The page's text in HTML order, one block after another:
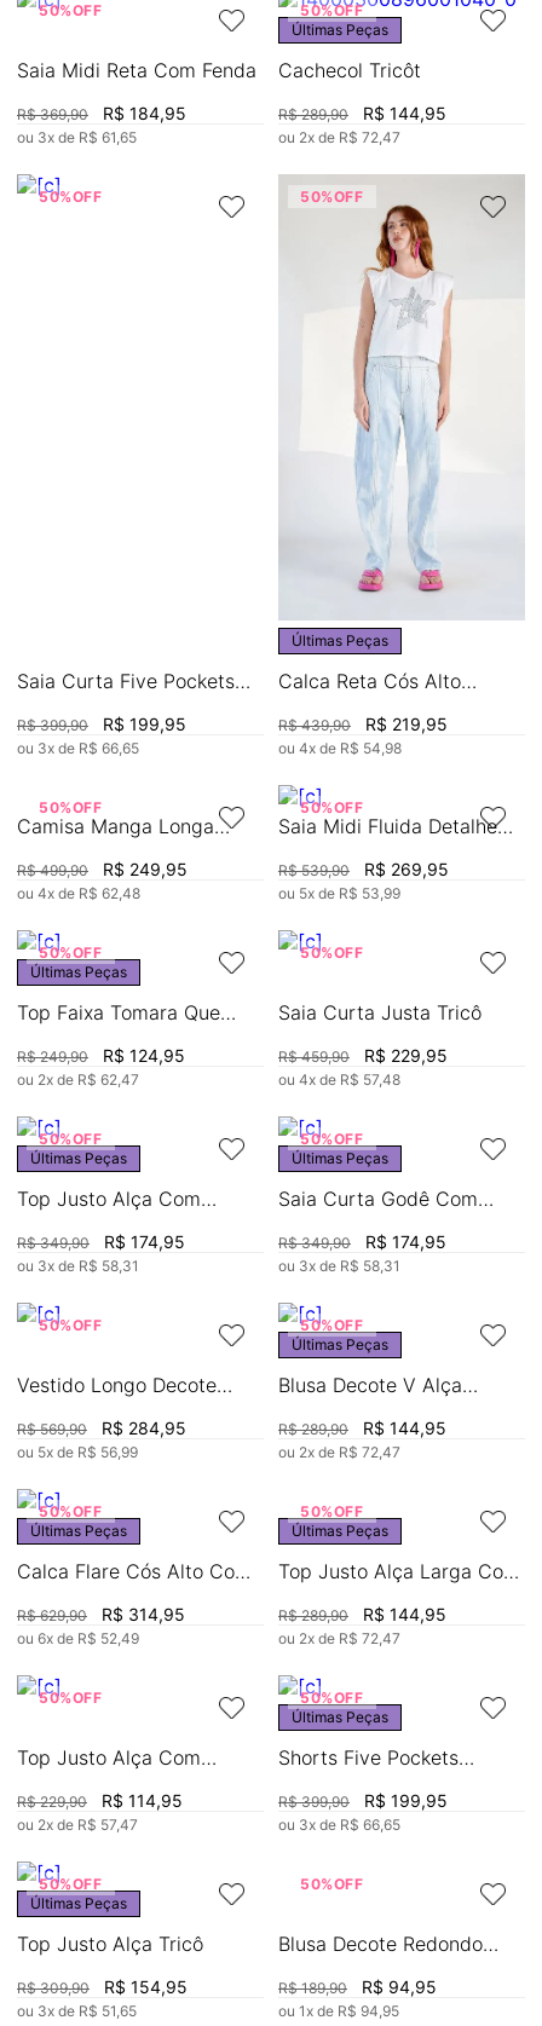
50%OFF
Saia Midi Reta Com Fenda
R$ 369,90 R$ 184,95
ou 3x de R$ 61,65
50%OFF
Últimas Peças
Cachecol Tricôt
R$ 289,90 R$ 144,95
ou 2x de R$ 72,47
50%OFF
Saia Curta Five Pockets
R$ 399,90 R$ 199,95
ou 3x de R$ 66,65
50%OFF
Últimas Peças
Calca Reta Cós Alto
R$ 439,90 R$ 219,95
ou 4x de R$ 54,98
50%OFF
Camisa Manga Longa
R$ 499,90 R$ 249,95
ou 4x de R$ 62,48
50%OFF
Saia Midi Fluida Detalhe
R$ 539,90 R$ 269,95
ou 5x de R$ 53,99
50%OFF
Últimas Peças
Top Faixa Tomara Que
R$ 249,90 R$ 124,95
ou 2x de R$ 62,47
50%OFF
Saia Curta Justa Tricô
R$ 459,90 R$ 229,95
ou 4x de R$ 57,48
50%OFF
Últimas Peças
Top Justo Alça Com
R$ 349,90 R$ 174,95
ou 3x de R$ 58,31
50%OFF
Últimas Peças
Saia Curta Godê Com
R$ 349,90 R$ 174,95
ou 3x de R$ 58,31
50%OFF
Vestido Longo Decote
R$ 569,90 R$ 284,95
ou 5x de R$ 56,99
50%OFF
Últimas Peças
Blusa Decote V Alça
R$ 289,90 R$ 144,95
ou 2x de R$ 72,47
50%OFF
Últimas Peças
Calca Flare Cós Alto Com
R$ 629,90 R$ 314,95
ou 6x de R$ 52,49
50%OFF
Últimas Peças
Top Justo Alça Larga Com
R$ 289,90 R$ 144,95
ou 2x de R$ 72,47
50%OFF
Top Justo Alça Com
R$ 229,90 R$ 114,95
ou 2x de R$ 57,47
50%OFF
Últimas Peças
Shorts Five Pockets
R$ 399,90 R$ 199,95
ou 3x de R$ 66,65
50%OFF
Últimas Peças
Top Justo Alça Tricô
R$ 309,90 R$ 154,95
ou 3x de R$ 51,65
50%OFF
Blusa Decote Redondo
Amarração
R$ 189,90 R$ 94,95
ou 1x de R$ 94,95